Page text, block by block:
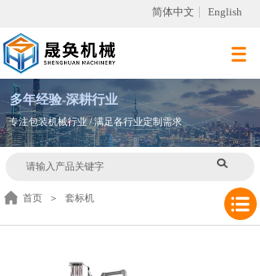
简体中文 English
多年经验-深耕行业
专注包装机械行业 / 满足各行业定制需求
首页 ＞ 套标机